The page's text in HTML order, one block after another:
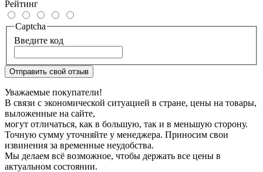
Рейтинг
Captcha
Введите код
Отправить свой отзыв
Уважаемые покупатели!
В связи с экономической ситуацией в стране, цены на товары,
выложенные на сайте,
могут отличаться, как в большую, так и в меньшую сторону.
Точную сумму уточняйте у менеджера. Приносим свои
извинения за временные неудобства.
Мы делаем всё возможное, чтобы держать все цены в
актуальном состоянии.